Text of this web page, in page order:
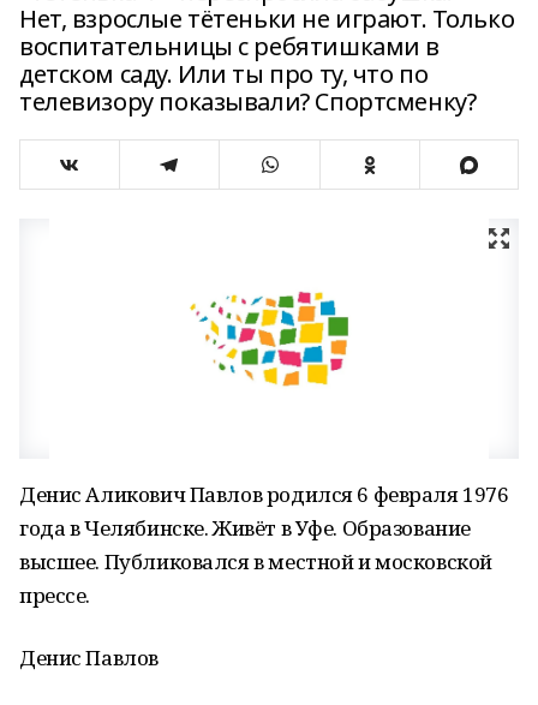
Нет, взрослые тётеньки не играют. Только
воспитательницы с ребятишками в
детском саду. Или ты про ту, что по
телевизору показывали? Спортсменку?
Денис Аликович Павлов родился 6 февраля 1976
года в Челябинске. Живёт в Уфе. Образование
высшее. Публиковался в местной и московской
прессе.
Денис Павлов